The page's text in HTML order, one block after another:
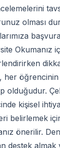
olması
Okumanız
her
olduğudur.
kişisel
belirlemek
önerilir.
destek